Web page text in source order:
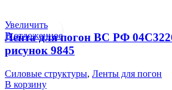
Увеличить
В отложенное
Лента для погон ВС РФ
рисунок 9845
Силовые структуры, Ленты для погон
В корзину